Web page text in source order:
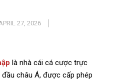
27, 2026
là nhà cái cá cược trực
châu Á, được cấp phép